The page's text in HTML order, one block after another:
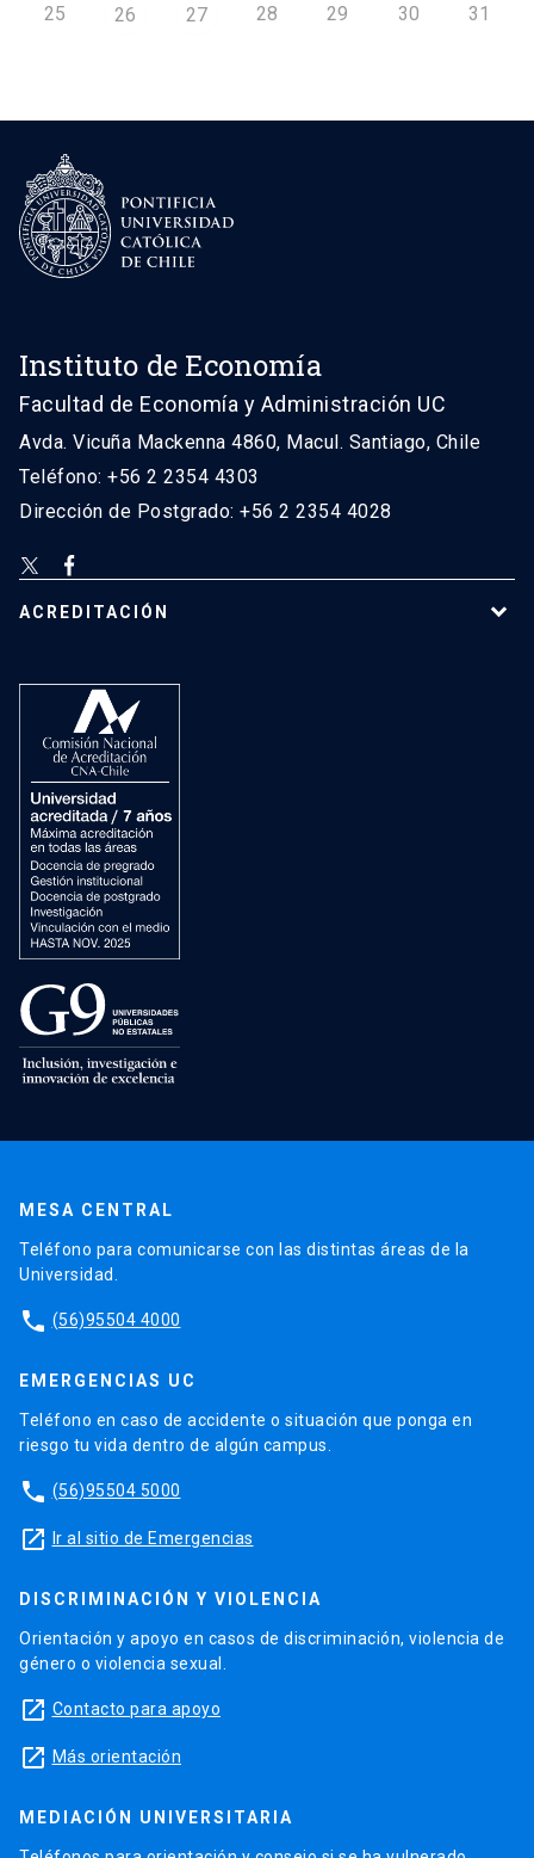
25 26 27 28 29 30 31
Instituto de Economía
Facultad de Economía y Administración UC
Avda. Vicuña Mackenna 4860, Macul. Santiago, Chile
Teléfono: +56 2 2354 4303
Dirección de Postgrado: +56 2 2354 4028
ACREDITACIÓN
MESA CENTRAL
Teléfono para comunicarse con las distintas áreas de la
Universidad.
phone (56)95504 4000
EMERGENCIAS UC
Teléfono en caso de accidente o situación que ponga en
riesgo tu vida dentro de algún campus.
phone (56)95504 5000
launch Ir al sitio de Emergencias
DISCRIMINACIÓN Y VIOLENCIA
Orientación y apoyo en casos de discriminación, violencia de
género o violencia sexual.
launch Contacto para apoyo
launch Más orientación
MEDIACIÓN UNIVERSITARIA